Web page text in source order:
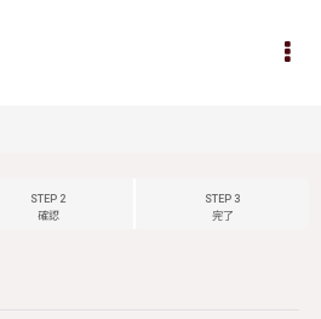
STEP 2
確認
STEP 3
完了